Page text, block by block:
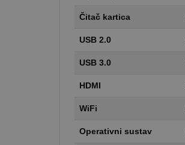
Čitač kartica
USB 2.0
USB 3.0
HDMI
WiFi
Operativni sustav